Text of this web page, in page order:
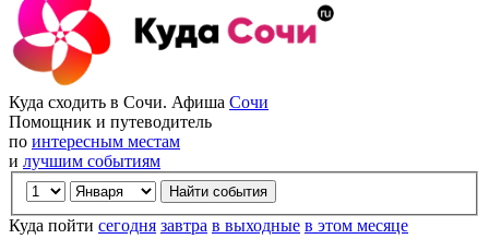
Куда сходить в Сочи. Афиша Сочи
Помощник и путеводитель
по интересным местам
и лучшим событиям
Куда пойти сегодня завтра в выходные в этом месяце